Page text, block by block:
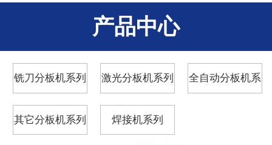
产品中心
铣刀分板机系列 激光分板机系列 全自动分板机系
其它分板机系列
焊接机系列